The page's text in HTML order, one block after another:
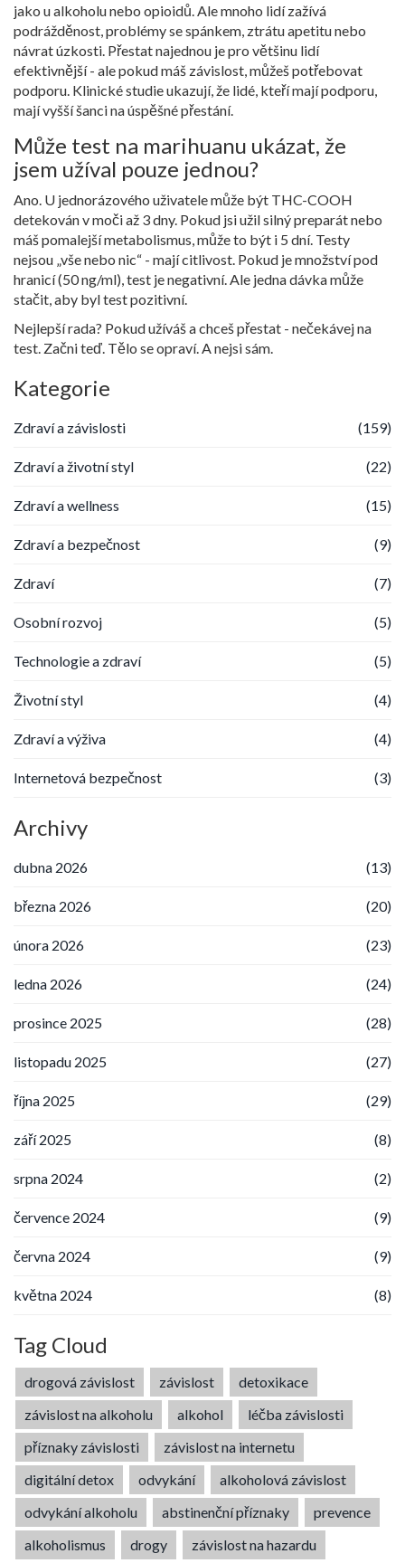
jako u alkoholu nebo opioidů. Ale mnoho lidí zažívá
podrážděnost, problémy se spánkem, ztrátu apetitu nebo
návrat úzkosti. Přestat najednou je pro většinu lidí
efektivnější - ale pokud máš závislost, můžeš potřebovat
podporu. Klinické studie ukazují, že lidé, kteří mají podporu,
mají vyšší šanci na úspěšné přestání.
Může test na marihuanu ukázat, že
jsem užíval pouze jednou?
Ano. U jednorázového uživatele může být THC-COOH
detekován v moči až 3 dny. Pokud jsi užil silný preparát nebo
máš pomalejší metabolismus, může to být i 5 dní. Testy
nejsou „vše nebo nic“ - mají citlivost. Pokud je množství pod
hranicí (50 ng/ml), test je negativní. Ale jedna dávka může
stačit, aby byl test pozitivní.
Nejlepší rada? Pokud užíváš a chceš přestat - nečekávej na
test. Začni teď. Tělo se opraví. A nejsi sám.
Kategorie
Zdraví a závislosti (159)
Zdraví a životní styl (22)
Zdraví a wellness (15)
Zdraví a bezpečnost (9)
Zdraví (7)
Osobní rozvoj (5)
Technologie a zdraví (5)
Životní styl (4)
Zdraví a výživa (4)
Internetová bezpečnost (3)
Archivy
dubna 2026 (13)
března 2026 (20)
února 2026 (23)
ledna 2026 (24)
prosince 2025 (28)
listopadu 2025 (27)
října 2025 (29)
září 2025 (8)
srpna 2024 (2)
července 2024 (9)
června 2024 (9)
května 2024 (8)
Tag Cloud
drogová závislost závislost
detoxikace
závislost na alkoholu
alkohol
léčba závislosti
příznaky závislosti
závislost na internetu
digitální detox
odvykání
alkoholová závislost
odvykání alkoholu
abstinenční příznaky
prevence
alkoholismus
drogy závislost na hazardu